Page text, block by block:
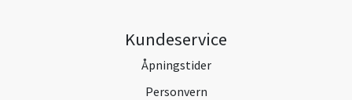
Kundeservice
Åpningstider
Personvern